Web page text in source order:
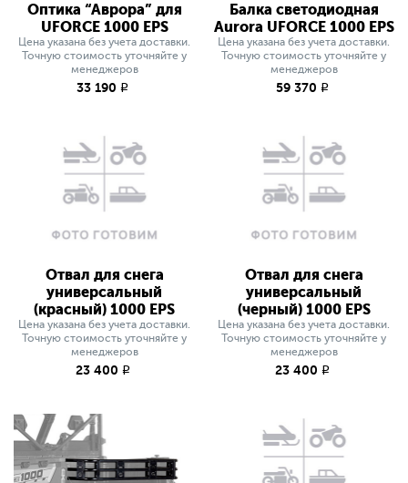
Оптика “Аврора” для
UFORCE 1000 EPS
Цена указана без учета доставки.
Точную стоимость уточняйте у
менеджеров
33 190 q
Балка светодиодная
Aurora UFORCE 1000 EPS
Цена указана без учета доставки.
Точную стоимость уточняйте у
менеджеров
59 370 q
Отвал для снега
универсальный
(красный) 1000 EPS
Цена указана без учета доставки.
Точную стоимость уточняйте у
менеджеров
23 400 q
Отвал для снега
универсальный
(черный) 1000 EPS
Цена указана без учета доставки.
Точную стоимость уточняйте у
менеджеров
23 400 q